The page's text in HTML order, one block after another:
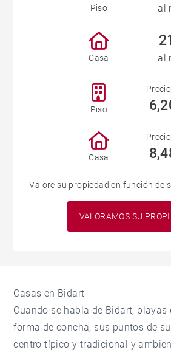
Piso al
Casa al
Piso
Casa
Valore su propiedad en función de
VALORAMOS SU
Casas en Bidart
Cuando se habla de Bidart, playas
forma de concha, sus puntos de
centro típico y tradicional y